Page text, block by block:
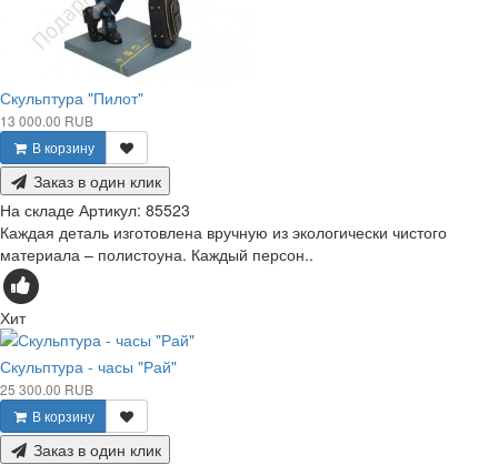
Скульптура "Пилот"
13 000.00 RUB
В корзину
Заказ в один клик
На складе Артикул: 85523
Каждая деталь изготовлена вручную из экологически чистого
материала – полистоуна. Каждый персон..
Хит
Скульптура - часы "Рай"
25 300.00 RUB
В корзину
Заказ в один клик